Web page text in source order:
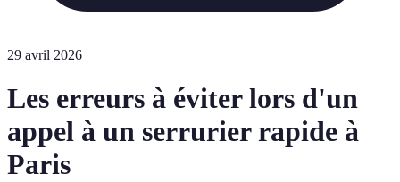
29 avril 2026
Les erreurs à éviter lors d'un
appel à un serrurier rapide à
Paris